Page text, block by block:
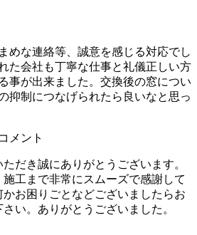
めな連絡等、誠意を感じる対応でし
た会社も丁寧な仕事と礼儀正しい方
事が出来ました。交換後の窓につい
抑制につなげられたら良いなと思っ
メント
だき誠にありがとうございます。
工まで非常にスムーズで感謝して
お困りごとなどございましたらお
い。ありがとうございました。